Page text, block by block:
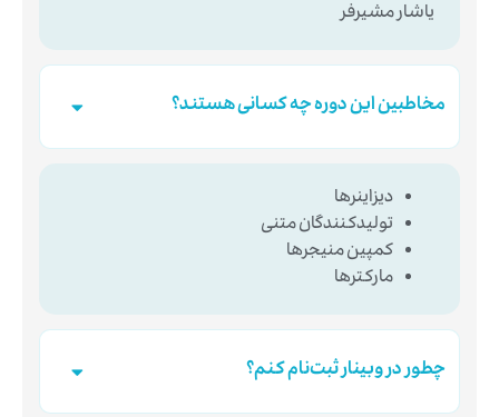
یاشار مشیرفر
مخاطبین این دوره چه کسانی هستند؟
دیزاینرها
تولیدکنندگان متنی
کمپین منیجرها
مارکترها
چطور در وبینار ثبت‌نام کنم؟